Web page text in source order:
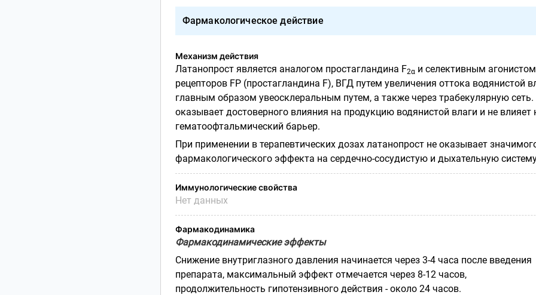
Фармакологическое действие
Механизм действия
Латанопрост является аналогом простагландина F2α и селективным агонистом
рецепторов FP(простагландина F), ВГД путем увеличения оттока водянистой
главным образом увеосклеральным путем, а также через трабекулярную сеть.
оказывает достоверного влияния на продукцию водянистой влаги и не влияет
гематоофтальмический барьер.
При применении в терапевтических дозах латанопрост не оказывает
фармакологического эффекта на сердечно-сосудистую и дыхательную
Иммунологические свойства
Нет данных
Фармакодинамика
Фармакодинамические эффекты
Снижение внутриглазного давления начинается через 3-4 часа после введения
препарата, максимальный эффект отмечается через 8-12 часов,
продолжительность гипотензивного действия - около 24 часов.